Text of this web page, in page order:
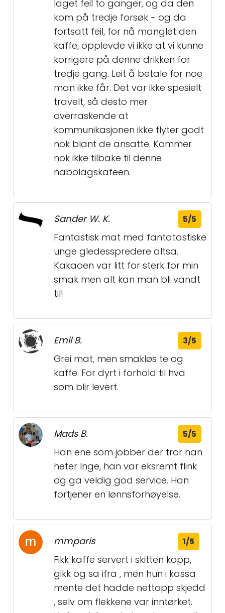
laget feil to ganger, og da den
kom på tredje forsøk - og da
fortsatt feil, for nå manglet den
kaffe, opplevde vi ikke at vi kunne
korrigere på denne drikken for
tredje gang. Leit å betale for noe
man ikke får. Det var ikke spesielt
travelt, så desto mer
overraskende at
kommunikasjonen ikke flyter godt
nok blant de ansatte. Kommer
nok ikke tilbake til denne
nabolagskafeen.
Sander W. K. 5/5
Fantastisk mat med fantatastiske
unge gledesspredere altsa.
Kakaoen var litt for sterk for min
smak men alt kan man bli vandt
til!
Emil B. 3/5
Grei mat, men smakløs te og
kaffe. For dyrt i forhold til hva
som blir levert.
Mads B. 5/5
Han ene som jobber der tror han
heter Inge, han var eksremt flink
og ga veldig god service. Han
fortjener en lønnsforhøyelse.
mmparis 1/5
Fikk kaffe servert i skitten kopp,
gikk og sa ifra , men hun i kassa
mente det hadde nettopp skjedd
, selv om flekkene var inntørket.